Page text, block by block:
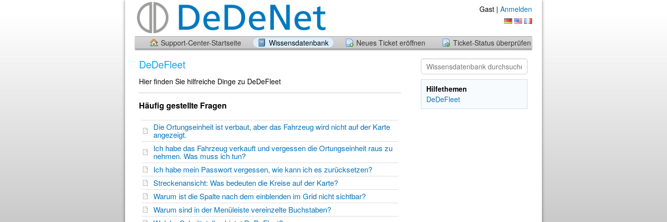
Gast | Anmelden
Support-Center-Startseite Wissensdatenbank Neues Ticket eröffnen Ticket-Status überprüfen
DeDeFleet
Hier finden Sie hilfreiche Dinge zu DeDeFleet
Häufig gestellte Fragen
Die Ortungseinheit ist verbaut, aber das Fahrzeug wird nicht auf der Karte
angezeigt.
Ich habe das Fahrzeug verkauft und vergessen die Ortungseinheit raus zu
nehmen. Was muss ich tun?
Ich habe mein Passwort vergessen, wie kann ich es zurücksetzen?
Streckenansicht: Was bedeuten die Kreise auf der Karte?
Warum ist die Spalte nach dem einblenden im Grid nicht sichtbar?
Warum sind in der Menüleiste vereinzelte Buchstaben?
Hilfethemen
DeDeFleet